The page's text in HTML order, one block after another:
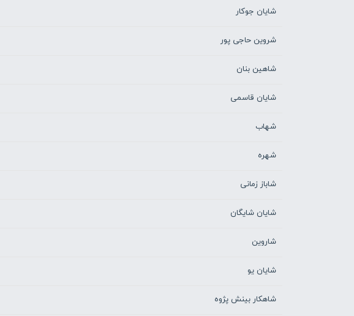
شایان جوکار
شروین حاجی پور
شاهین بنان
شایان قاسمی
شهاب
شهره
شاباز زمانی
شایان شایگان
شاروین
شایان یو
شاهکار بینش پژوه